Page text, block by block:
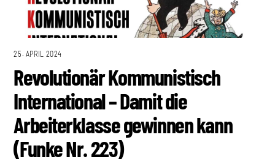
25. APRIL 2024
Revolutionär Kommunistisch
International – Damit die
Arbeiterklasse gewinnen kann
(Funke Nr. 223)